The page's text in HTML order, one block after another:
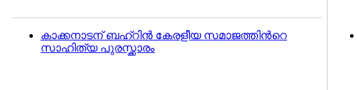
കാക്കനാടന് ബഹ്റിന്‍ കേരളീയ സമാജത്തിന്‍റെ
സാഹിത്യ പുരസ്ക്കാരം